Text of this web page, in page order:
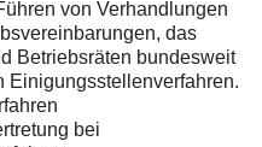
von Verhandlungen
das
Betriebsräten bundesweit
Einigungsstellenverfahren.
bei